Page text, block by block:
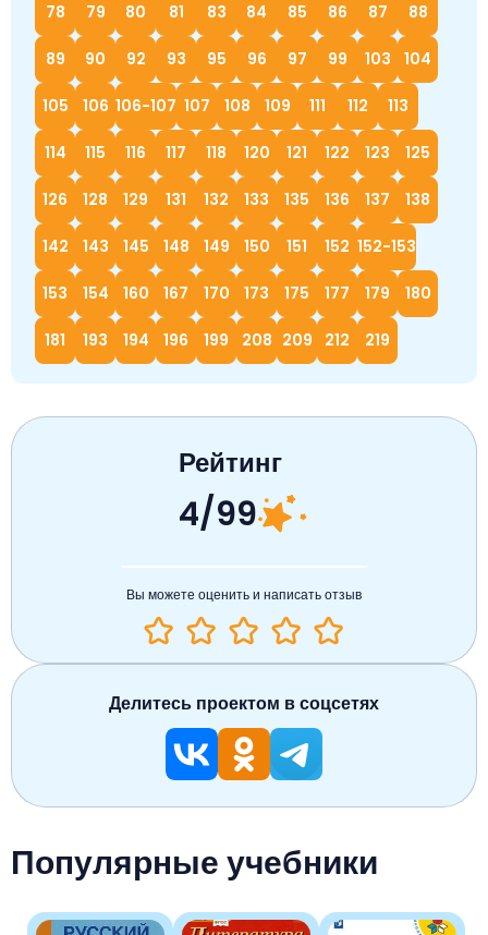
78 79 80 81 83 84 85 86 87 88
89 90 92 93 95 96 97 99 103 104
105 106 106-107 107 108 109 111 112 113
114 115 116 117 118 120 121 122 123 125
126 128 129 131 132 133 135 136 137 138
142 143 145 148 149 150 151 152 152-153
153 154 160 167 170 173 175 177 179 180
181 193 194 196 199 208 209 212 219
Популярные учебники
Рейтинг
4/99
Вы можете оценить и написать отзыв
Делитесь проектом в соцсетях